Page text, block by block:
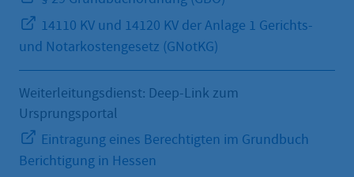
14110 KV und 14120 KV der Anlage 1 Gerichts-
und Notarkostengesetz (GNotKG)
Weiterleitungsdienst: Deep-Link zum
Ursprungsportal
Eintragung eines Berechtigten im Grundbuch
Berichtigung in Hessen